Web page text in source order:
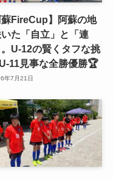
蘇FireCup】阿蘇の地
た「自立」と「連
U-12の賢くタフな挑
11見事な全勝優勝🏆
年7月21日